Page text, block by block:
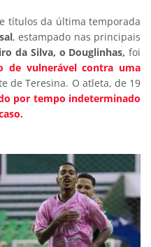
títulos da última temporada
, estampado nas principais
da Silva, o Douglinhas, foi
de vulnerável contra uma
de Teresina. O atleta, de 19
por tempo indeterminado